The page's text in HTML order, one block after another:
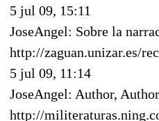
5 jul 09, 15:11
JoseAngel: Sobre la
http://zaguan.unizar.es/
5 jul 09, 11:14
JoseAngel: Author,
http://